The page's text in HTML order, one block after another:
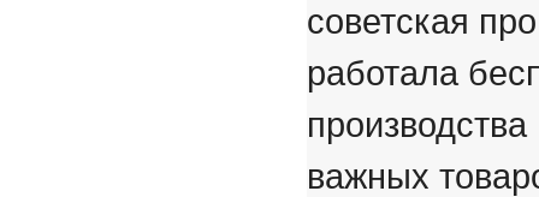
советская
работала
важных